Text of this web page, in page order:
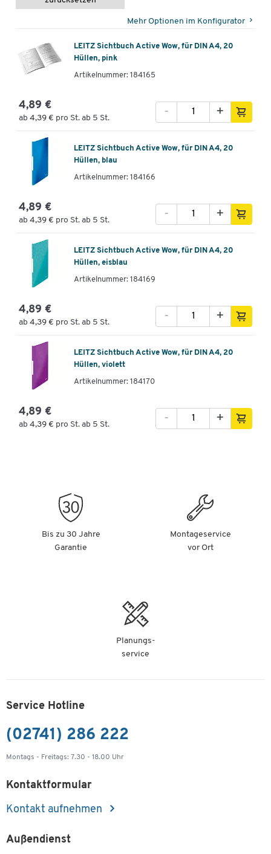
Mehr Optionen im Konfigurator
LEITZ Sichtbuch Active Wow, für DIN A4, 20
Hüllen, pink
Artikelnummer: 184165
4,89 €
ab 4,39 € pro St. ab 5 St.
+
-
LEITZ Sichtbuch Active Wow, für DIN A4, 20
Hüllen, blau
Artikelnummer: 184166
4,89 €
ab 4,39 € pro St. ab 5 St.
+
-
LEITZ Sichtbuch Active Wow, für DIN A4, 20
Hüllen, eisblau
Artikelnummer: 184169
4,89 €
ab 4,39 € pro St. ab 5 St.
+
-
LEITZ Sichtbuch Active Wow, für DIN A4, 20
Hüllen, violett
Artikelnummer: 184170
4,89 €
ab 4,39 € pro St. ab 5 St.
+
-
Bis zu 30 Jahre
Garantie
Montageservice
vor Ort
Planungs-
service
Service Hotline
(02741) 286 222
Montags - Freitags: 7.30 - 18.00 Uhr
Kontaktformular
Kontakt aufnehmen
Außendienst